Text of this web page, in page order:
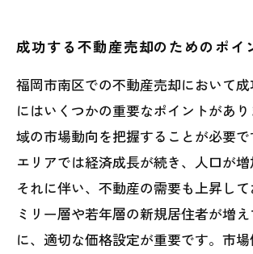
成功する不動産売却のためのポイ
福岡市南区での不動産売却において
にはいくつかの重要なポイントがあ
域の市場動向を把握することが必要
エリアでは経済成長が続き、人口が増
それに伴い、不動産の需要も上昇し
ミリー層や若年層の新規居住者が増
に、適切な価格設定が重要です。市